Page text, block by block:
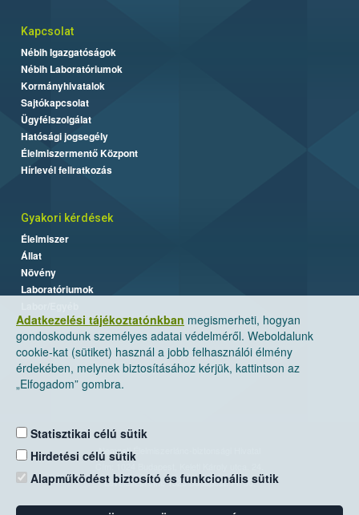
Adatkezelési tájékoztatónkban megismerheti, hogyan
gondoskodunk személyes adatai védelméről. Weboldalunk
cookie-kat (sütiket) használ a jobb felhasználói élmény
érdekében, melynek biztosításához kérjük, kattintson az
„Elfogadom” gombra.
Statisztikai célú sütik
Hirdetési célú sütik
Alapműködést biztosító és funkcionális sütik
Kapcsolat
Nébih Igazgatóságok
Nébih Laboratóriumok
Kormányhivatalok
Sajtókapcsolat
Ügyfélszolgálat
Hatósági jogsegély
Élelmiszermentő Központ
Hírlevél feliratkozás
Gyakori kérdések
Élelmiszer
Állat
Növény
Laboratóriumok
Nemzeti Élelmiszerlánc-biztonsági Hivatal
Levelezési cím: 1525 Budapest. Pf. 30.